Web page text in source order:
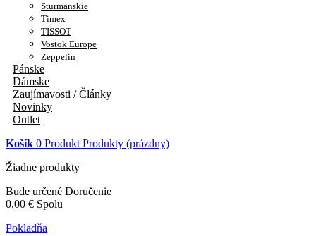
Sturmanskie
Timex
TISSOT
Vostok Europe
Zeppelin
Pánske
Dámske
Zaujímavosti / Články
Novinky
Outlet
Košík 0 Produkt Produkty (prázdny)
Žiadne produkty
Bude určené Doručenie
0,00 € Spolu
Pokladňa